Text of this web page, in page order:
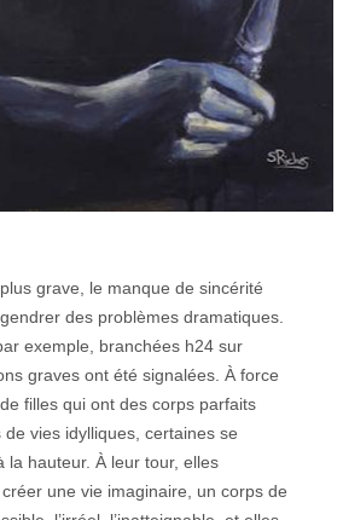
grave, le manque de sincérité
des problèmes dramatiques.
exemple, branchées h24 sur
graves ont été signalées. À force
filles qui ont des corps parfaits
vies idylliques, certaines se
la hauteur. À leur tour, elles
une vie imaginaire, un corps de